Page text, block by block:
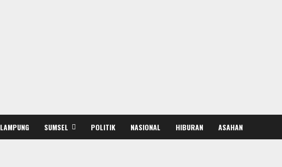
LAMPUNG SUMSEL POLITIK NASIONAL HIBURAN ASAHAN